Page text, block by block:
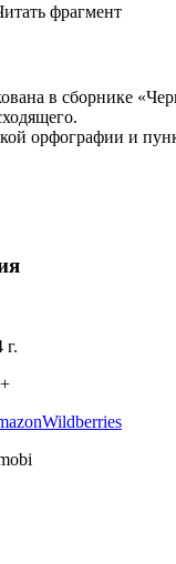
фрагмент
в сборнике
орфографии и
г.
+
Wildberries